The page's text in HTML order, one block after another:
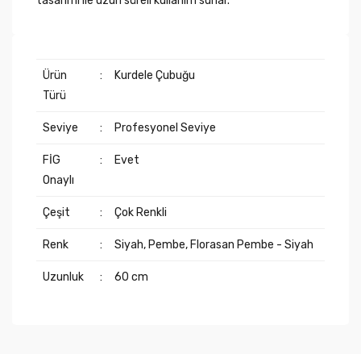
Ürün
Türü
: Kurdele Çubuğu
Seviye : Profesyonel Seviye
FİG
Onaylı
: Evet
Çeşit : Çok Renkli
Renk : Siyah, Pembe, Florasan Pembe - Siyah
Uzunluk : 60 cm